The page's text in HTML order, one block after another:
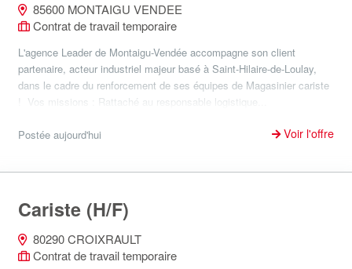
85600 MONTAIGU VENDEE
Contrat de travail temporaire
L'agence Leader de Montaigu-Vendée accompagne son client
partenaire, acteur industriel majeur basé à Saint-Hilaire-de-Loulay,
dans le cadre du renforcement de ses équipes de Magasinier cariste
! Vos missions : Rattaché au responsable logistique...
Postée aujourd'hui Voir l'offre
Cariste (H/F)
80290 CROIXRAULT
Contrat de travail temporaire